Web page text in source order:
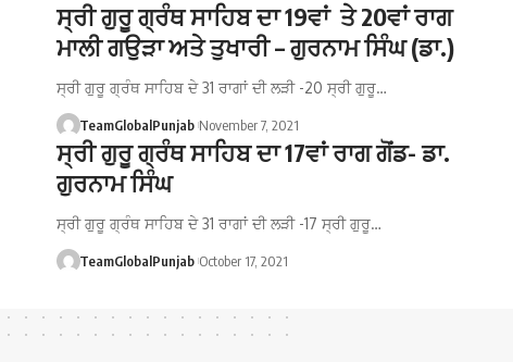
ਸ੍ਰੀ ਗੁਰੂ ਗ੍ਰੰਥ ਸਾਹਿਬ ਦਾ 19ਵਾਂ ਤੇ 20ਵਾਂ ਰਾਗ
ਮਾਲੀ ਗਉੜਾ ਅਤੇ ਤੁਖਾਰੀ – ਗੁਰਨਾਮ ਸਿੰਘ (ਡਾ.)
ਸ੍ਰੀ ਗੁਰੂ ਗ੍ਰੰਥ ਸਾਹਿਬ ਦੇ 31 ਰਾਗਾਂ ਦੀ ਲੜੀ -20 ਸ੍ਰੀ ਗੁਰੂ…
TeamGlobalPunjab November 7, 2021
ਸ੍ਰੀ ਗੁਰੂ ਗ੍ਰੰਥ ਸਾਹਿਬ ਦਾ 17ਵਾਂ ਰਾਗ ਗੋਂਡ- ਡਾ.
ਗੁਰਨਾਮ ਸਿੰਘ
ਸ੍ਰੀ ਗੁਰੂ ਗ੍ਰੰਥ ਸਾਹਿਬ ਦੇ 31 ਰਾਗਾਂ ਦੀ ਲੜੀ -17 ਸ੍ਰੀ ਗੁਰੂ…
TeamGlobalPunjab October 17, 2021